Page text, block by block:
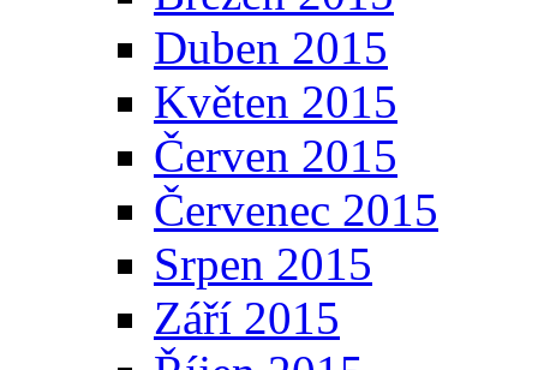
Duben 2015
Květen 2015
Červen 2015
Červenec 2015
Srpen 2015
Září 2015